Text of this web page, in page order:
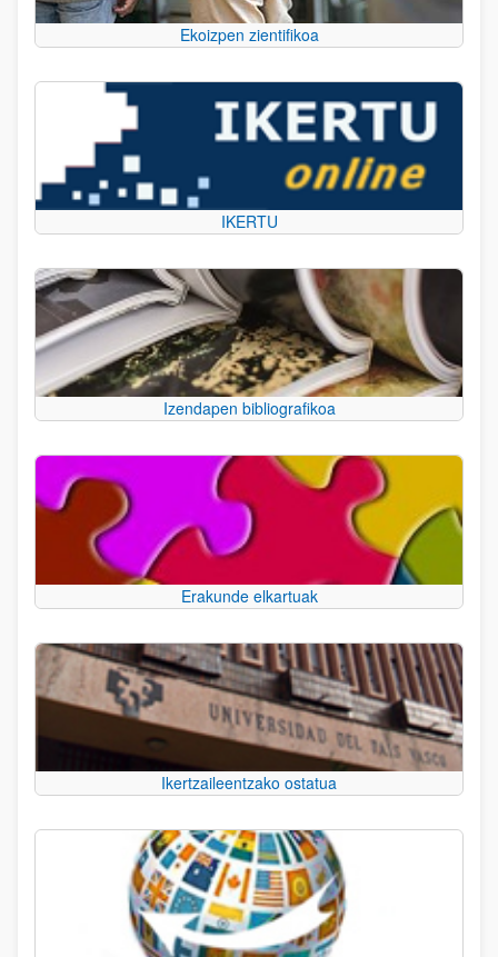
Ekoizpen zientifikoa
IKERTU
Izendapen bibliografikoa
Erakunde elkartuak
Ikertzaileentzako ostatua